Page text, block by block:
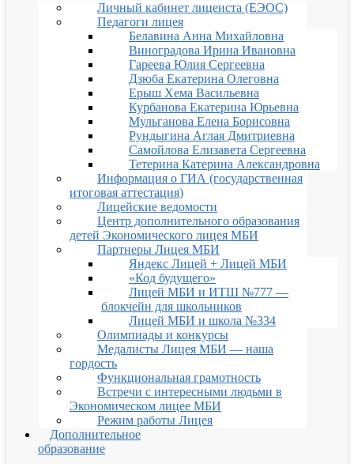
Личный кабинет лицеиста (ЕЭОС)
Педагоги лицея
Белавина Анна Михайловна
Виноградова Ирина Ивановна
Гареева Юлия Сергеевна
Дзюба Екатерина Олеговна
Ерыш Хема Васильевна
Курбанова Екатерина Юрьевна
Мульганова Елена Борисовна
Рундыгина Аглая Дмитриевна
Самойлова Елизавета Сергеевна
Тетерина Катерина Александровна
Информация о ГИА (государственная
итоговая аттестация)
Лицейские ведомости
Центр дополнительного образования
детей Экономического лицея МБИ
Партнеры Лицея МБИ
Яндекс Лицей + Лицей МБИ
«Код будущего»
Лицей МБИ и ИТШ №777 —
блокчейн для школьников
Лицей МБИ и школа №334
Олимпиады и конкурсы
Медалисты Лицея МБИ — наша
гордость
Функциональная грамотность
Встречи с интересными людьми в
Экономическом лицее МБИ
Режим работы Лицея
Дополнительное
образование